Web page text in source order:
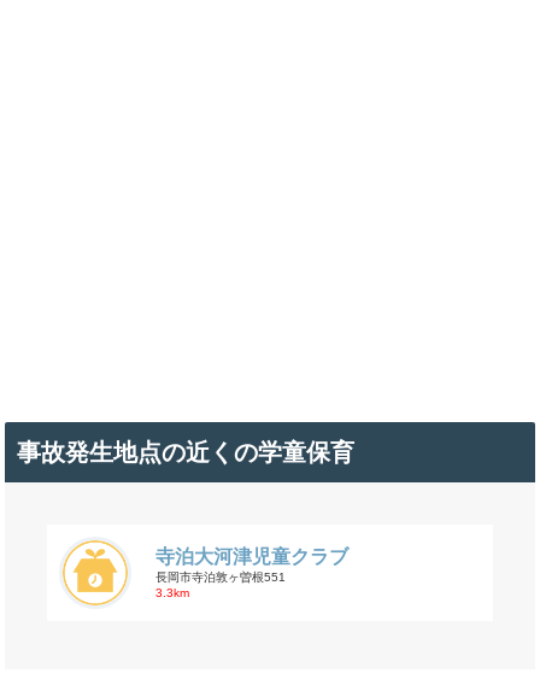
事故発生地点の近くの学童保育
寺泊大河津児童クラブ
長岡市寺泊敦ヶ曽根551
3.3km